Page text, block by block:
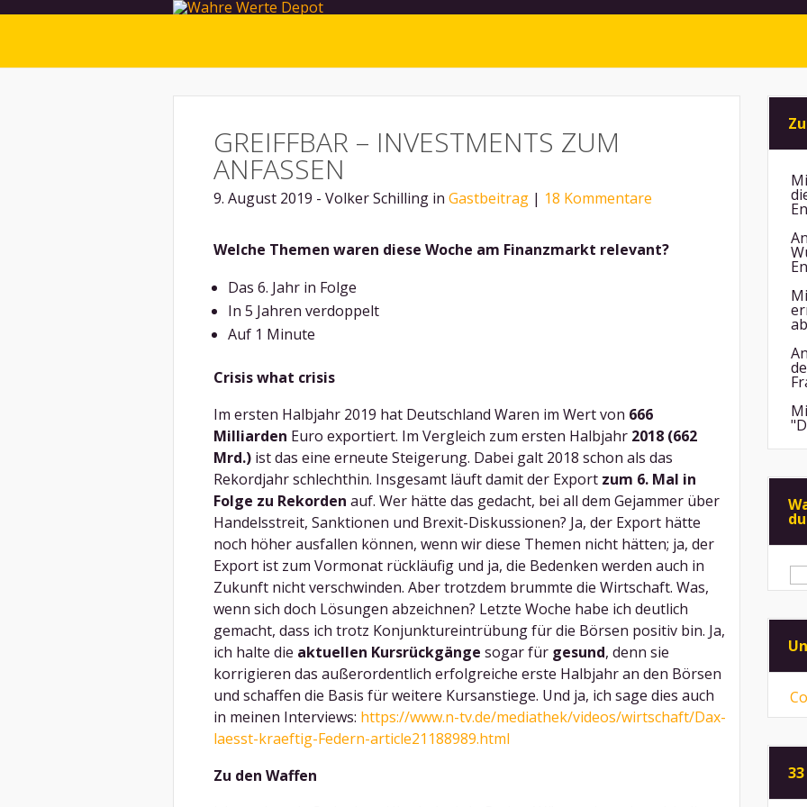
GREIFFBAR – INVESTMENTS ZUM
ANFASSEN
9. August 2019 - Volker Schilling in Gastbeitrag | 18 Kommentare
Welche Themen waren diese Woche am Finanzmarkt relevant?
Das 6. Jahr in Folge
In 5 Jahren verdoppelt
Auf 1 Minute
Crisis what crisis
Im ersten Halbjahr 2019 hat Deutschland Waren im Wert von 666
Milliarden Euro exportiert. Im Vergleich zum ersten Halbjahr 2018 (662
Mrd.) ist das eine erneute Steigerung. Dabei galt 2018 schon als das
Rekordjahr schlechthin. Insgesamt läuft damit der Export zum 6. Mal in
Folge zu Rekorden auf. Wer hätte das gedacht, bei all dem Gejammer über
Handelsstreit, Sanktionen und Brexit-Diskussionen? Ja, der Export hätte
noch höher ausfallen können, wenn wir diese Themen nicht hätten; ja, der
Export ist zum Vormonat rückläufig und ja, die Bedenken werden auch in
Zukunft nicht verschwinden. Aber trotzdem brummte die Wirtschaft. Was,
wenn sich doch Lösungen abzeichnen? Letzte Woche habe ich deutlich
gemacht, dass ich trotz Konjunktureintrübung für die Börsen positiv bin. Ja,
ich halte die aktuellen Kursrückgänge sogar für gesund, denn sie
korrigieren das außerordentlich erfolgreiche erste Halbjahr an den Börsen
und schaffen die Basis für weitere Kursanstiege. Und ja, ich sage dies auch
in meinen Interviews: https://www.n-tv.de/mediathek/videos/wirtschaft/Dax-
laesst-kraeftig-Federn-article21188989.html
Zu den Waffen